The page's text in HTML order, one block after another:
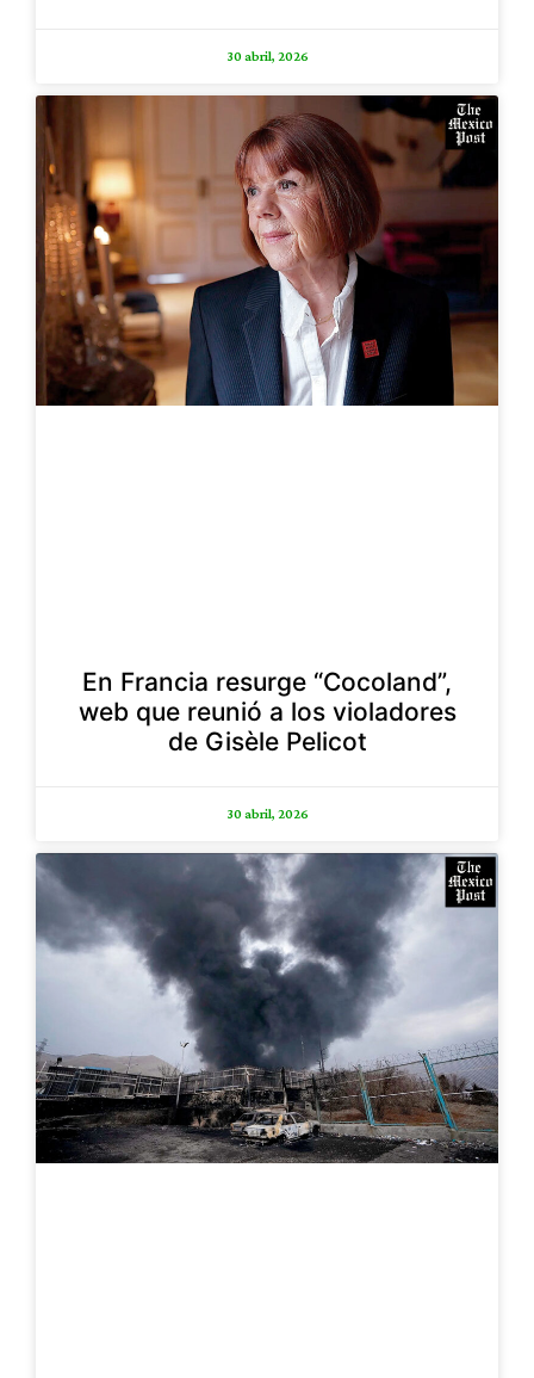
30 abril, 2026
En Francia resurge “Cocoland”,
web que reunió a los violadores
de Gisèle Pelicot
30 abril, 2026